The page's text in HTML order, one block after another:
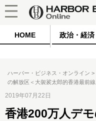
HOME 政治・経済
ハーバー・ビジネス・オンライン
の解放区＜大袈裟太郎的香港最前線
2019年07月22日
香港200万人デ